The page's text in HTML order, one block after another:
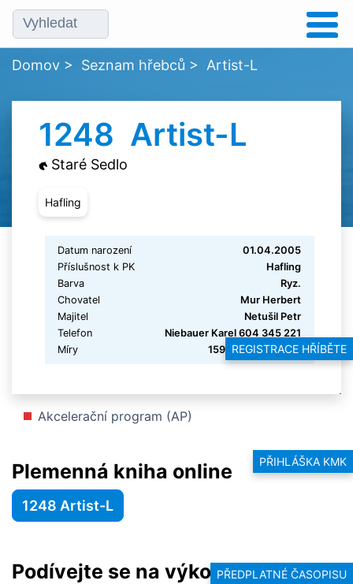
REGISTRACE HŘÍBĚTE
PŘIHLÁŠKA KMK
PŘEDPLATNÉ ČASOPISU
Domov > Seznam hřebců > Artist-L
1248 Artist-L
Staré Sedlo
Hafling
Datum narození
01.04.2005
Příslušnost k PK
Hafling
Barva
Ryz.
Chovatel
Mur Herbert
Majitel
Netušil Petr
Telefon
Niebauer Karel 604 345 221
Míry
159 - 149 -170 - 20
Akcelerační program (AP)
Plemenná kniha online
1248 Artist-L
Podívejte se na výkonnost hřebce